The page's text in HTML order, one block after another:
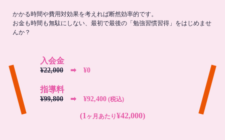
かかる時間や費用対効果を考えれば断然効率的です。
お金も時間も無駄にしない、最初で最後の「勉強習慣習得」をはじめませ
んか？
入会金
¥22,000 ➡︎ ¥0
指導料
¥99,800 ➡︎ ¥92,400 (税込)
(1 ヶ月あたり¥42,000)